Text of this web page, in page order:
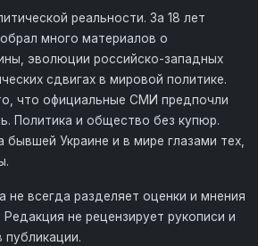
реальности. За 18 лет
много материалов о
эволюции российско-западных
сдвигах в мировой политике.
что официальные СМИ предпочли
Политика и общество без купюр.
Украине и в мире глазами тех,
не всегда разделяет оценки и мнения
не рецензирует рукописи и
публикации.